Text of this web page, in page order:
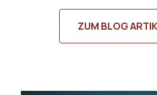
ZUM BLOG